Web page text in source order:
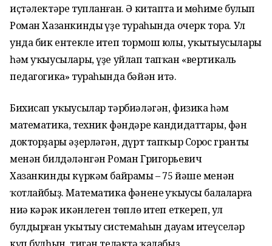
иҫтәлектәре тупланған. Ә китапта иң мөһиме булып
Роман Хазанкиндың үҙе тураһында очерк тора. Ул
унда бик ентекле итеп тормош юлы, уҡытыусылары
һәм уҡыусылары, үҙе уйлап тапҡан «вертикаль
педагогика» тураһында бәйән итә.
Бихисап уҡыусылар тәрбиәләгән, физика һәм
математика, техник фәндәре кандидаттары, фән
докторҙары әҙерләгән, дүрт тапҡыр Сорос гранты
менән билдәләнгән Роман Григорьевич
Хазанкинды күркәм байрамы – 75 йәше менән
ҡотлайбыҙ. Математика фәненең уҡыусы балаларға
ниңә кәрәк икәнлеген төплө итеп еткереп, ул
булдырған уҡытыу системаһын дауам итеүселәр